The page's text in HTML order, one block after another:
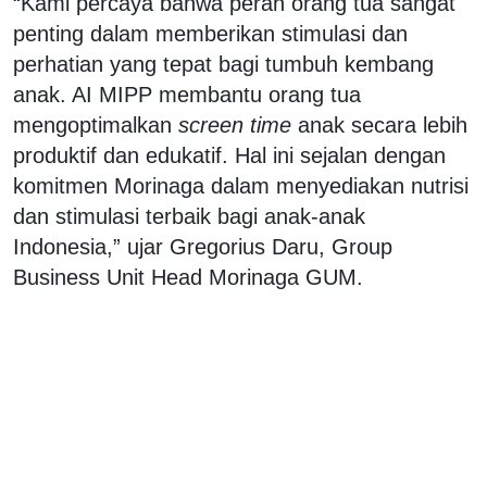
penting dalam memberikan stimulasi dan
perhatian yang tepat bagi tumbuh kembang
anak. AI MIPP membantu orang tua
mengoptimalkan screen time anak secara lebih
produktif dan edukatif. Hal ini sejalan dengan
komitmen Morinaga dalam menyediakan nutrisi
dan stimulasi terbaik bagi anak-anak
Indonesia,” ujar Gregorius Daru, Group
Business Unit Head Morinaga GUM.